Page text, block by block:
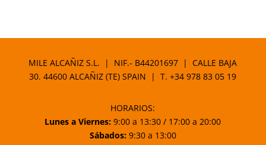
MILE ALCAÑIZ S.L. | NIF.- B44201697 | CALLE BAJA
30. 44600 ALCAÑIZ (TE) SPAIN | T.+34 978 83 05 19
HORARIOS:
Lunes a Viernes: 9:00 a 13:30 / 17:00 a 20:00
Sábados:9:30 a 13:00